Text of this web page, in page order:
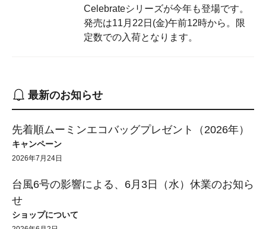
最新のお知らせ
先着順ムーミンエコバッグプレゼント（2026年）
キャンペーン
2026年7月24日
台風6号の影響による、6月3日（水）休業のお知ら
せ
ショップについて
Celebrateシリーズが今年も登場です。
発売は11月22日(金)午前12時から。限
定数での入荷となります。